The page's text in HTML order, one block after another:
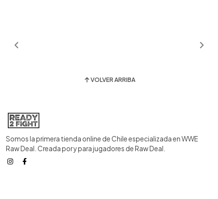
VOLVER ARRIBA
Somos la primera tienda online de Chile especializada en WWE
Raw Deal. Creada por y para jugadores de Raw Deal.